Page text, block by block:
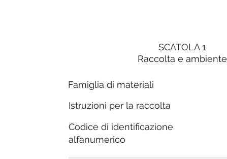
SCATOLA 1
Raccolta e ambiente
Famiglia di materiali
Istruzioni per la raccolta
Codice di identificazione
alfanumerico